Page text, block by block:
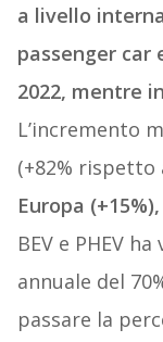
a livello
passenger
2022, mentre
L’incremento
(+82% rispetto
Europa (+15%),
BEV e PHEV
annuale del
passare la